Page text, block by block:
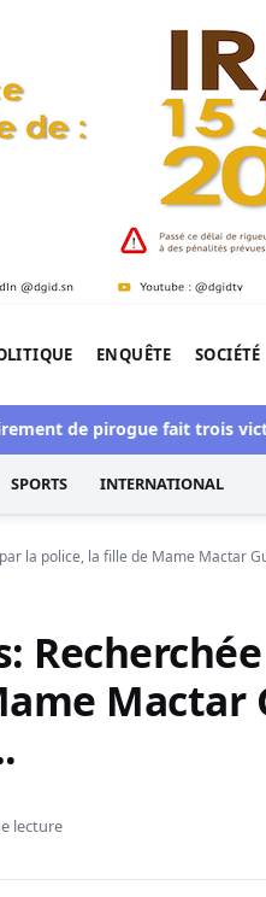
de l'Afrique.
ENQUÊTE SOCIÉTÉ
pirogue fait trois victimes
SPORTS INTERNATIONAL
la police, la fille de Mame Mactar
Mactar
lecture